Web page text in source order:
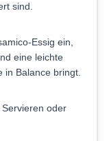
sind.
Essig ein,
eine leichte
Balance bringt.
oder